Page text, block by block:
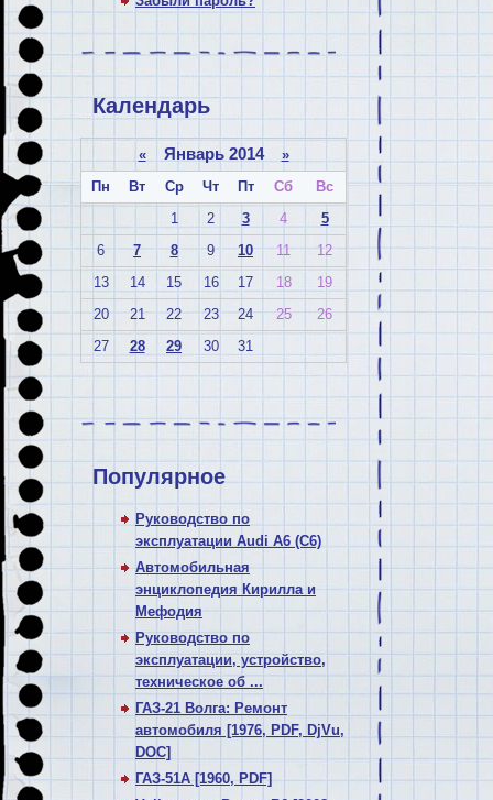
Календарь
«Январь 2014 »
Пн
Вт Ср Чт Пт Сб
Вс
1
2 3 4
5
6
7 8 9 10 11
12
13
14 15 16 17 18
19
20
21 22 23 24 25
26
27
28 29 30 31
Популярное
Руководство по
эксплуатации Audi A6 (C6)
Автомобильная
энциклопедия Кирилла и
Мефодия
Руководство по
эксплуатации, устройство,
техническое об ...
ГАЗ-21 Волга: Ремонт
автомобиля [1976, PDF, DjVu,
DOC]
ГАЗ-51А [1960, PDF]